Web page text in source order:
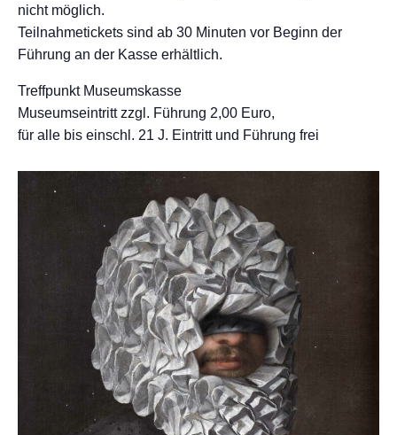
nicht möglich.
Teilnahmetickets sind ab 30 Minuten vor Beginn der
Führung an der Kasse erhältlich.
Treffpunkt Museumskasse
Museumseintritt zzgl. Führung 2,00 Euro,
für alle bis einschl. 21 J. Eintritt und Führung frei